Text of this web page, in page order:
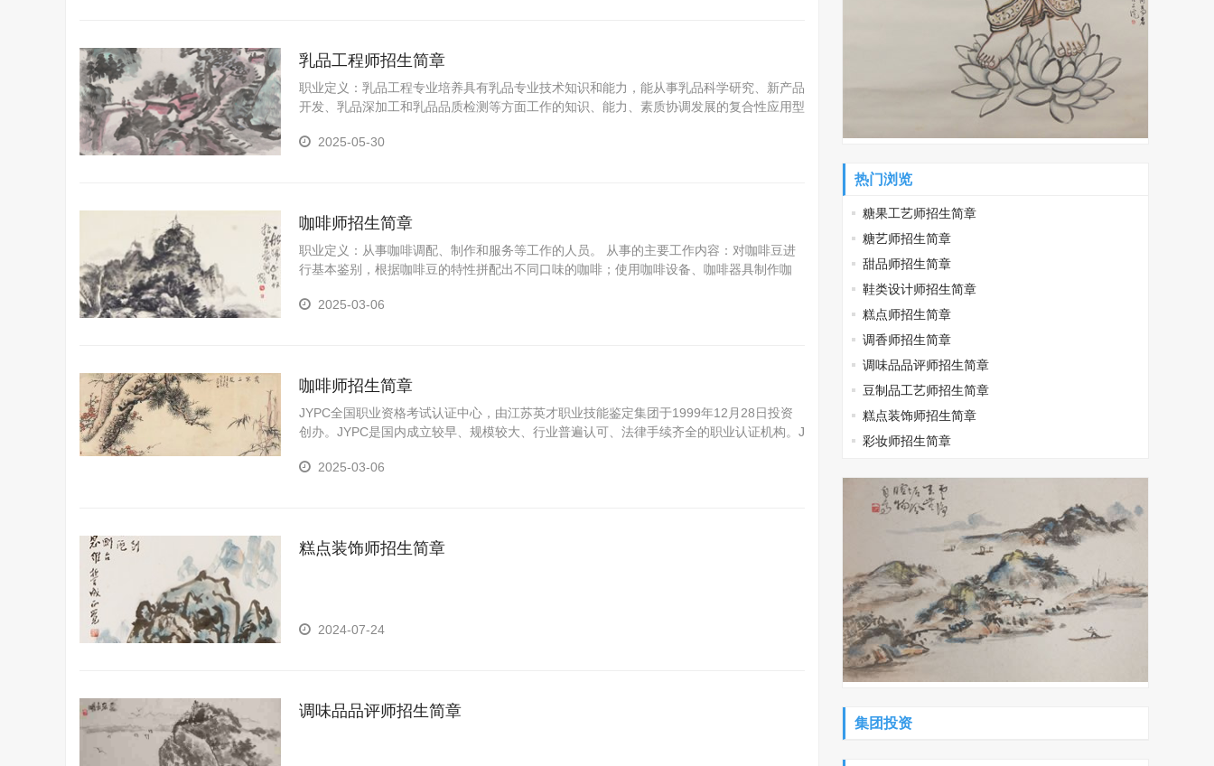
乳品工程师招生简章
职业定义：乳品工程专业培养具有乳品专业技术知识和能力，能从事乳品科学研究、新产品
开发、乳品深加工和乳品品质检测等方面工作的知识、能力、素质协调发展的复合性应用型
2025-05-30
咖啡师招生简章
职业定义：从事咖啡调配、制作和服务等工作的人员。 从事的主要工作内容：对咖啡豆进
行基本鉴别，根据咖啡豆的特性拼配出不同口味的咖啡；使用咖啡设备、咖啡器具制作咖
2025-03-06
咖啡师招生简章
JYPC全国职业资格考试认证中心，由江苏英才职业技能鉴定集团于1999年12月28日投资
创办。JYPC是国内成立较早、规模较大、行业普遍认可、法律手续齐全的职业认证机构。J
2025-03-06
糕点装饰师招生简章
2024-07-24
调味品品评师招生简章
热门浏览
糖果工艺师招生简章
糖艺师招生简章
甜品师招生简章
鞋类设计师招生简章
糕点师招生简章
调香师招生简章
调味品品评师招生简章
豆制品工艺师招生简章
糕点装饰师招生简章
彩妆师招生简章
集团投资